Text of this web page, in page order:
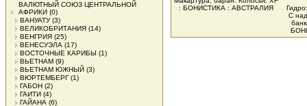
ВАЛЮТНЫЙ СОЮЗ ЦЕНТРАЛЬНОЙ
АФРИКИ (0)
ВАНУАТУ(3)
ВЕЛИКОБРИТАНИЯ (14)
ВЕНГРИЯ (25)
ВЕНЕСУЭЛА (17)
ВОСТОЧНЫЕ КАРИБЫ (1)
ВЬЕТНАМ (9)
ВЬЕТНАМ ЮЖНЫЙ (3)
ВЮРТЕМБЕРГ(1)
ГАБОН (2)
ГАИТИ (4)
ГАЙАНА (6)
: БОНИСТИКА : АВСТРАЛИЯ
С